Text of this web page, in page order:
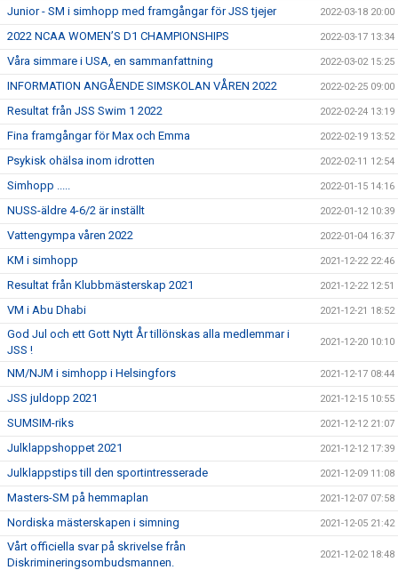
Junior - SM i simhopp med framgångar för JSS tjejer 2022-03-18 20:00
2022 NCAA WOMEN’S D1 CHAMPIONSHIPS 2022-03-17 13:34
Våra simmare i USA, en sammanfattning 2022-03-02 15:25
INFORMATION ANGÅENDE SIMSKOLAN VÅREN 2022 2022-02-25 09:00
Resultat från JSS Swim 1 2022 2022-02-24 13:19
Fina framgångar för Max och Emma 2022-02-19 13:52
Psykisk ohälsa inom idrotten 2022-02-11 12:54
Simhopp ..... 2022-01-15 14:16
NUSS-äldre 4-6/2 är inställt 2022-01-12 10:39
Vattengympa våren 2022 2022-01-04 16:37
KM i simhopp 2021-12-22 22:46
Resultat från Klubbmästerskap 2021 2021-12-22 12:51
VM i Abu Dhabi 2021-12-21 18:52
God Jul och ett Gott Nytt År tillönskas alla medlemmar i
JSS !
2021-12-20 10:10
NM/NJM i simhopp i Helsingfors 2021-12-17 08:44
JSS juldopp 2021 2021-12-15 10:55
SUMSIM-riks 2021-12-12 21:07
Julklappshoppet 2021 2021-12-12 17:39
Julklappstips till den sportintresserade 2021-12-09 11:08
Masters-SM på hemmaplan 2021-12-07 07:58
Nordiska mästerskapen i simning 2021-12-05 21:42
Vårt officiella svar på skrivelse från
Diskrimineringsombudsmannen.
2021-12-02 18:48